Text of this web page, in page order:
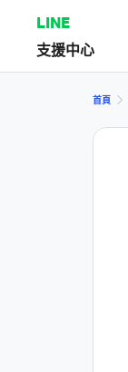
LINE
支援中心
首頁